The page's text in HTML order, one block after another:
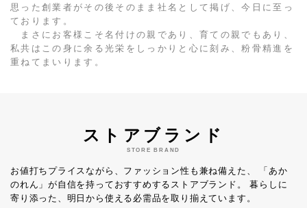
思った創業者がその後そのまま社名として掲げ、今日に至っ
ております。
まさにお客様こそ名付けの親であり、育ての親でもあり、
私共はこの身に余る光栄をしっかりと心に刻み、粉骨精進を
重ねてまいります。
ストアブランド
STORE BRAND
お値打ちプライスながら、ファッション性も兼ね備えた、
「あか
のれん」が自信を持っておすすめするストアブランド。
暮らしに
寄り添った、明日から使える必需品を取り揃えています。